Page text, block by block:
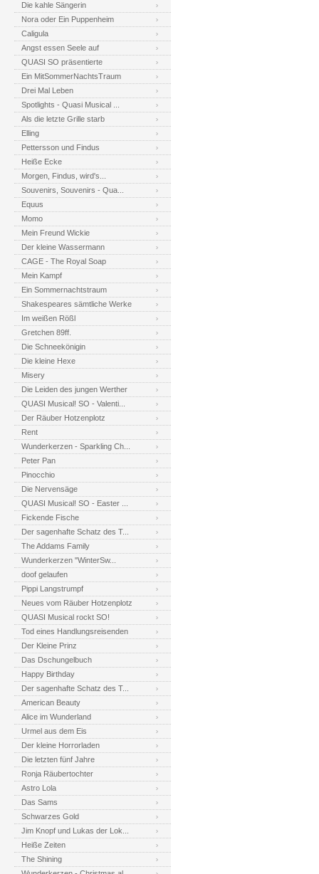
Die kahle Sängerin
Nora oder Ein Puppenheim
Caligula
Angst essen Seele auf
QUASI SO präsentierte
Ein MitSommerNachtsTraum
Drei Mal Leben
Spotlights - Quasi Musical ...
Als die letzte Grille starb
Elling
Pettersson und Findus
Heiße Ecke
Morgen, Findus, wird's...
Souvenirs, Souvenirs - Qua...
Equus
Momo
Mein Freund Wickie
Der kleine Wassermann
CAGE - The Royal Soap
Mein Kampf
Ein Sommernachtstraum
Shakespeares sämtliche Werke
Im weißen Rößl
Gretchen 89ff.
Die Schneekönigin
Die kleine Hexe
Misery
Die Leiden des jungen Werther
QUASI Musical! SO - Valenti...
Der Räuber Hotzenplotz
Rent
Wunderkerzen - Sparkling Ch...
Peter Pan
Pinocchio
Die Nervensäge
QUASI Musical! SO - Easter ...
Fickende Fische
Der sagenhafte Schatz des T...
The Addams Family
Wunderkerzen "WinterSw...
doof gelaufen
Pippi Langstrumpf
Neues vom Räuber Hotzenplotz
QUASI Musical rockt SO!
Tod eines Handlungsreisenden
Der Kleine Prinz
Das Dschungelbuch
Happy Birthday
Der sagenhafte Schatz des T...
American Beauty
Alice im Wunderland
Urmel aus dem Eis
Der kleine Horrorladen
Die letzten fünf Jahre
Ronja Räubertochter
Astro Lola
Das Sams
Schwarzes Gold
Jim Knopf und Lukas der Lok...
Heiße Zeiten
The Shining